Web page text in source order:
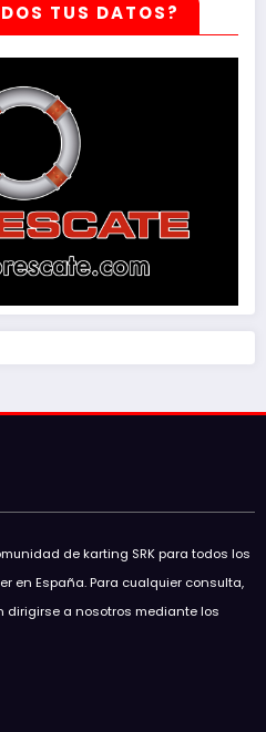
TUS DATOS?
de karting SRK para todos los
en España. Para cualquier consulta,
dirigirse a nosotros mediante los